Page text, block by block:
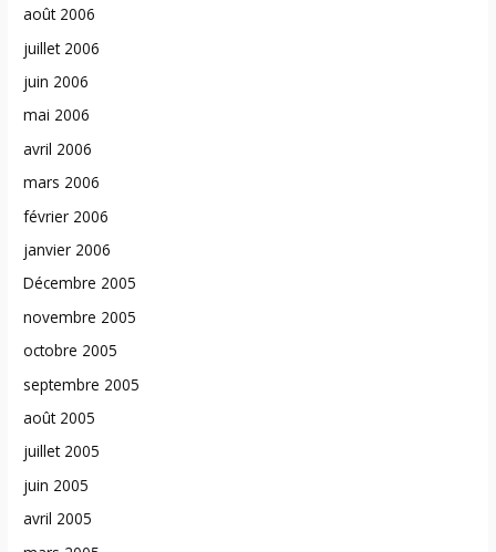
août 2006
juillet 2006
juin 2006
mai 2006
avril 2006
mars 2006
février 2006
janvier 2006
Décembre 2005
novembre 2005
octobre 2005
septembre 2005
août 2005
juillet 2005
juin 2005
avril 2005